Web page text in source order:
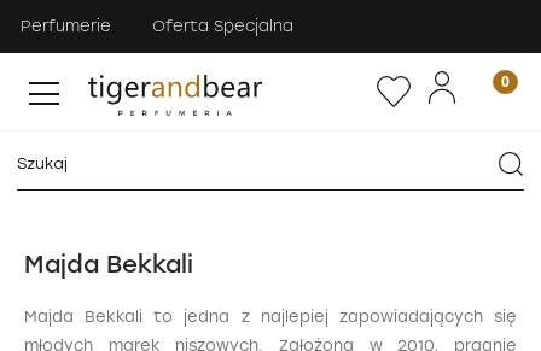
Perfumerie Oferta Specjalna
Majda Bekkali
Majda Bekkali to jedna z najlepiej zapowiadających się
młodych marek niszowych. Założona w 2010, pragnie